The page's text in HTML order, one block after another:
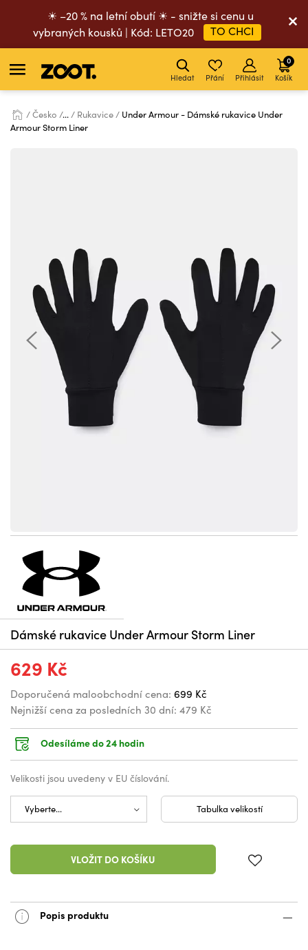
☀ –20 % na letní obutí ☀ - snižte si cenu u
vybraných kousků | Kód: LETO20
TO CHCI
Hledat Přání Přihlásit Košík
0
Česko ... Rukavice
Under Armour - Dámské rukavice Under
Armour Storm Liner
Dámské rukavice Under Armour Storm Liner
629 Kč
Doporučená maloobchodní cena: 699 Kč
Nejnižší cena za posledních 30 dní: 479 Kč
Odesíláme do 24 hodin
Velikosti jsou uvedeny v EU číslování.
Tabulka velikostí
VLOŽIT DO KOŠÍKU
Popis produktu